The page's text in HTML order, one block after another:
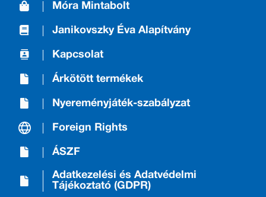
Móra Mintabolt
Janikovszky Éva Alapítvány
Kapcsolat
Árkötött termékek
Nyereményjáték-szabályzat
Foreign Rights
ÁSZF
Adatkezelési és Adatvédelmi
Tájékoztató (GDPR)